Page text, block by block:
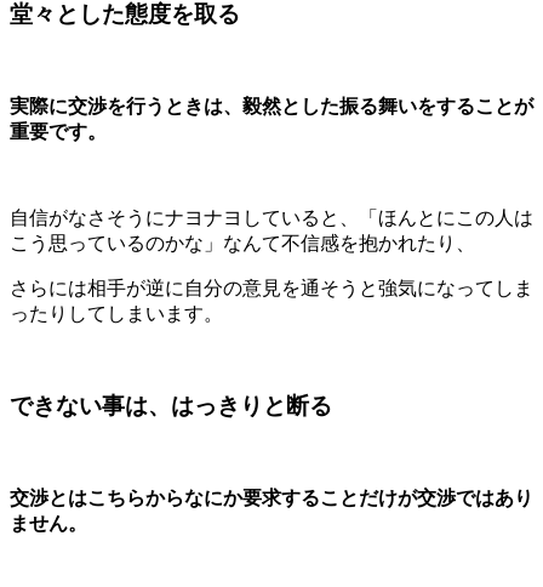
堂々とした態度を取る
実際に交渉を行うときは、毅然とした振る舞いをすることが
重要です。
自信がなさそうにナヨナヨしていると、「ほんとにこの人は
こう思っているのかな」なんて不信感を抱かれたり、
さらには相手が逆に自分の意見を通そうと強気になってしま
ったりしてしまいます。
できない事は、はっきりと断る
交渉とはこちらからなにか要求することだけが交渉ではあり
ません。